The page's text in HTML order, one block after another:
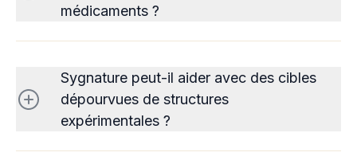
médicaments ?
Sygnature peut-il aider avec des cibles
dépourvues de structures
expérimentales ?